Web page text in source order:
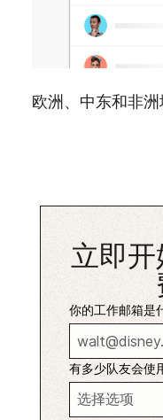
欧洲、中东和非
立即开
你的工作邮箱是
有多少队友会使